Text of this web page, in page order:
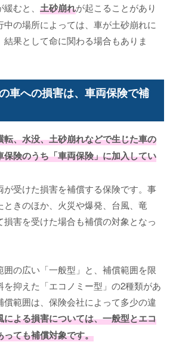
むと、 土砂崩れが起こることがあり
中の場所によっては、車が土砂崩れに
果として命に関わる場合もありま
車への損害は、車両保険で補
、水没、土砂崩れなどで生じた車の
保険のうち「車両保険」に加入してい
が受けた損害を補償する保険です。事
きのほか、火災や爆発、台風、竜
害を受けた場合も補償の対象となっ
の広い「一般型」と、補償範囲を限
を抑えた「エコノミー型」の2種類があ
償範囲は、保険会社によって多少の違
による損害については、一般型とエコ
ても補償対象です。